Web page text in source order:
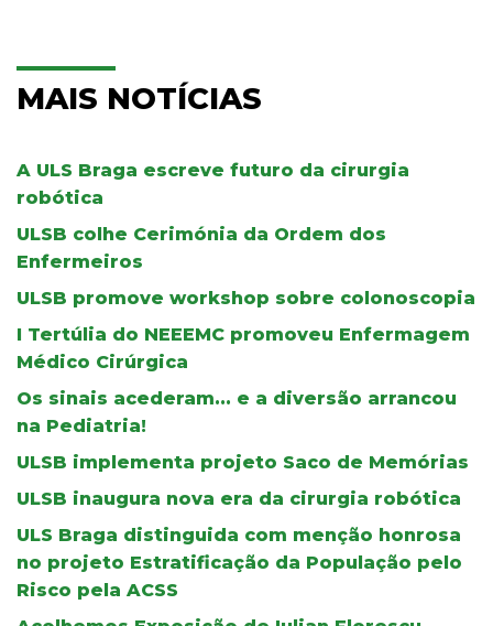
MAIS NOTÍCIAS
A ULS Braga escreve futuro da cirurgia
robótica
ULSB colhe Cerimónia da Ordem dos
Enfermeiros
ULSB promove workshop sobre colonoscopia
I Tertúlia do NEEEMC promoveu Enfermagem
Médico Cirúrgica
Os sinais acederam... e a diversão arrancou
na Pediatria!
ULSB implementa projeto Saco de Memórias
ULSB inaugura nova era da cirurgia robótica
ULS Braga distinguida com menção honrosa
no projeto Estratificação da População pelo
Risco pela ACSS